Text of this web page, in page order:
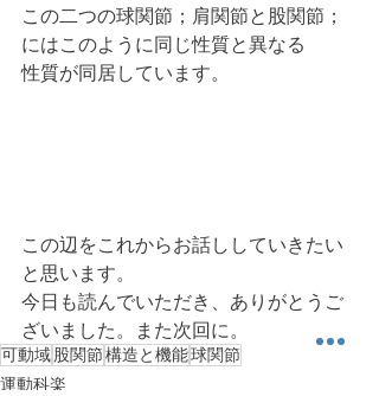
この二つの球関節；肩関節と股関節；
にはこのように同じ性質と異なる
性質が同居しています。
この辺をこれからお話ししていきたい
と思います。
今日も読んでいただき、ありがとうご
ざいました。また次回に。
可動域股関節構造と機能球関節
運動科楽